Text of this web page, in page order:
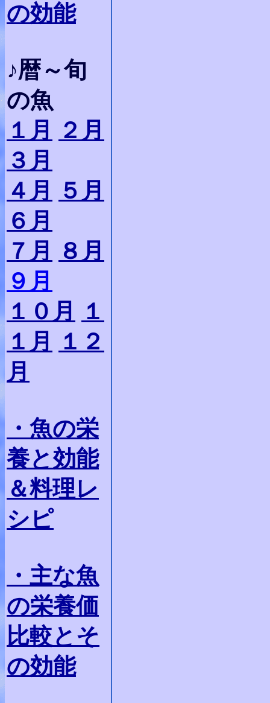
の効能
♪暦～旬
の魚
１月
２月
３月
４月
５月
６月
７月
８月
９月
１０月
１
１月
１２
月
・魚の栄
養と効能
＆料理レ
シピ
・主な魚
の栄養価
比較とそ
の効能